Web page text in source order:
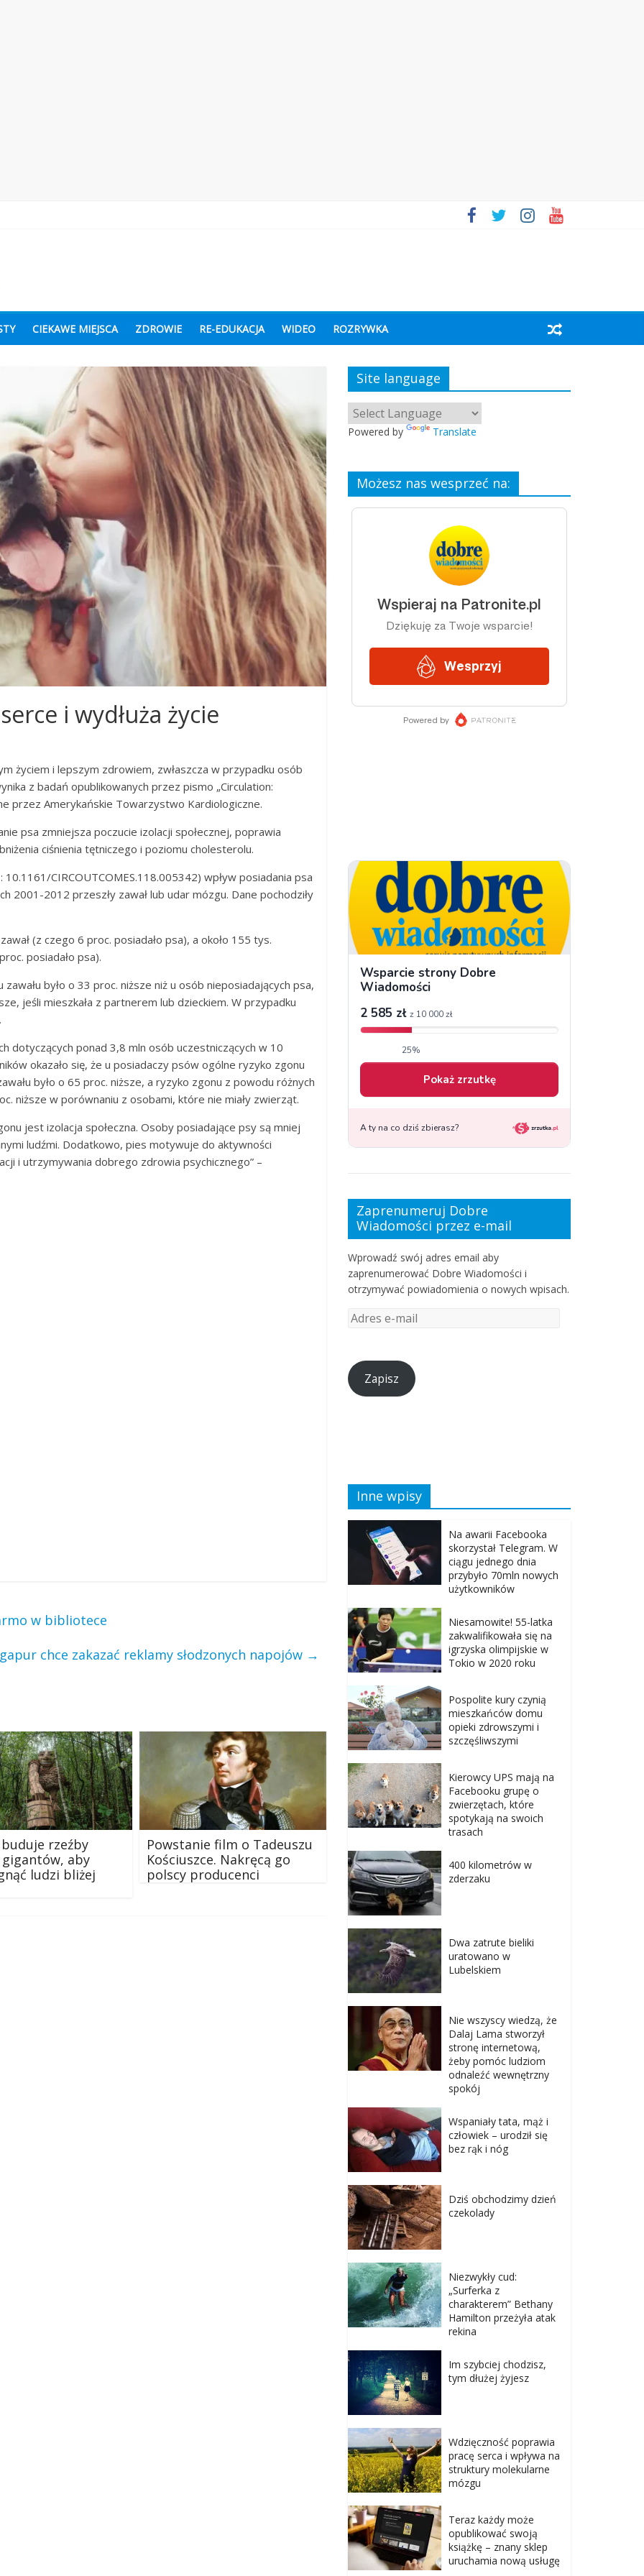
CIEKAWE MIEJSCA ZDROWIE RE-EDUKACJA WIDEO ROZRYWKA
i wydłuża życie
życiem i lepszym zdrowiem, zwłaszcza w przypadku osób
z badań opublikowanych przez pismo „Circulation:
przez Amerykańskie Towarzystwo Kardiologiczne.
psa zmniejsza poczucie izolacji społecznej, poprawia
ciśnienia tętniczego i poziomu cholesterolu.
CIRCOUTCOMES.118.005342) wpływ posiadania psa
2012 przeszły zawał lub udar mózgu. Dane pochodziły
(z czego 6 proc. posiadało psa), a około 155 tys.
posiadało psa).
było o 33 proc. niższe niż u osób nieposiadających psa,
jeśli mieszkała z partnerem lub dzieckiem. W przypadku
dotyczących ponad 3,8 mln osób uczestniczących w 10
okazało się, że u posiadaczy psów ogólne ryzyko zgonu
było o 65 proc. niższe, a ryzyko zgonu z powodu różnych
niższe w porównaniu z osobami, które nie miały zwierząt.
jest izolacja społeczna. Osoby posiadające psy są mniej
ludźmi. Dodatkowo, pies motywuje do aktywności
i utrzymywania dobrego zdrowia psychicznego” –
w bibliotece
chce zakazać reklamy słodzonych napojów →
rzeźby
gigantów, aby
ludzi bliżej
Powstanie film o Tadeuszu
Kościuszce. Nakręcą go
polscy producenci
Site language
Powered by Translate
Możesz nas wesprzeć na:
Zaprenumeruj Dobre
Wiadomości przez e-mail
Wprowadź swój adres email aby
zaprenumerować Dobre Wiadomości i
otrzymywać powiadomienia o nowych wpisach.
Zapisz
Inne wpisy
Na awarii Facebooka
skorzystał Telegram. W
ciągu jednego dnia
przybyło 70mln nowych
użytkowników
Niesamowite! 55-latka
zakwalifikowała się na
igrzyska olimpijskie w
Tokio w 2020 roku
Pospolite kury czynią
mieszkańców domu
opieki zdrowszymi i
szczęśliwszymi
Kierowcy UPS mają na
Facebooku grupę o
zwierzętach, które
spotykają na swoich
trasach
400 kilometrów w
zderzaku
Dwa zatrute bieliki
uratowano w
Lubelskiem
Nie wszyscy wiedzą, że
Dalaj Lama stworzył
stronę internetową,
żeby pomóc ludziom
odnaleźć wewnętrzny
spokój
Wspaniały tata, mąż i
człowiek – urodził się
bez rąk i nóg
Dziś obchodzimy dzień
czekolady
Niezwykły cud:
„Surferka z
charakterem” Bethany
Hamilton przeżyła atak
rekina
Im szybciej chodzisz,
tym dłużej żyjesz
Wdzięczność poprawia
pracę serca i wpływa na
struktury molekularne
mózgu
Teraz każdy może
opublikować swoją
książkę – znany sklep
uruchamia nową usługę